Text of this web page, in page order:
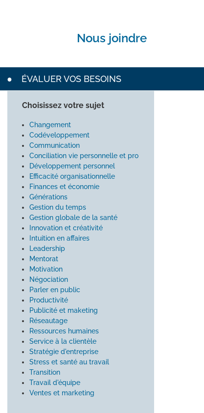
Nous joindre
ÉVALUER VOS BESOINS
Choisissez votre sujet
Changement
Codéveloppement
Communication
Conciliation vie personnelle et pro
Développement personnel
Efficacité organisationnelle
Finances et économie
Générations
Gestion du temps
Gestion globale de la santé
Innovation et créativité
Intuition en affaires
Leadership
Mentorat
Motivation
Négociation
Parler en public
Productivité
Publicité et maketing
Réseautage
Ressources humaines
Service à la clientèle
Stratégie d'entreprise
Stress et santé au travail
Transition
Travail d'équipe
Ventes et marketing